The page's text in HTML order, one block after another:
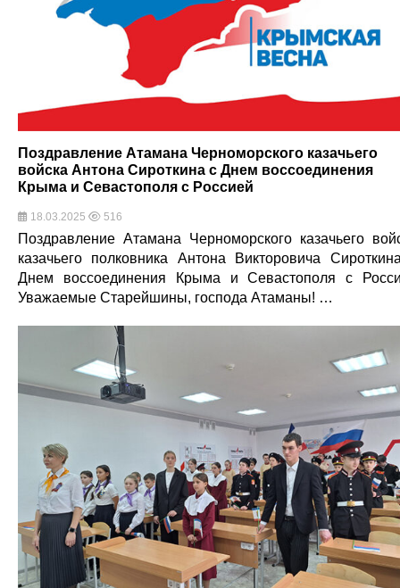
Поздравление Атамана Черноморского казачьего
войска Антона Сироткина с Днем воссоединения
Крыма и Севастополя с Россией
18.03.2025 516
Поздравление Атамана Черноморского казачьего
казачьего полковника Антона Викторовича
Днем воссоединения Крыма и Севастополя с
Уважаемые Старейшины, господа Атаманы! …